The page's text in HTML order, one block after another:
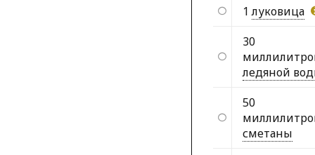
1 луковица
30
ледяной
50
сметаны